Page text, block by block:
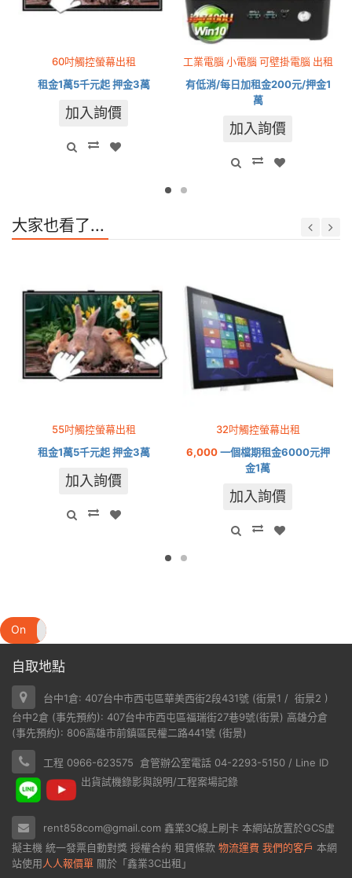
60吋觸控螢幕出租
租金1萬5千元起 押金3萬
加入詢價
工業電腦 小電腦 可壁掛電腦 出租
有低消/每日加租金200元/押金1
萬
加入詢價
大家也看了...
55吋觸控螢幕出租
租金1萬5千元起 押金3萬
加入詢價
32吋觸控螢幕出租
6,000一個檔期租金6000元押
金1萬
加入詢價
On
自取地點
台中1倉: 407台中市西屯區華美西街2段431號 (街景1 / 街景2 )
台中2倉 (事先預約): 407台中市西屯區福瑞街27巷9號(街景) 高雄分倉
(事先預約): 806高雄市前鎮區民權二路441號 (街景)
工程 0966-623575 倉管辦公室電話 04-2293-5150 / Line ID
出貨試機錄影與說明/工程案場記錄
rent858com@gmail.com 鑫業3C線上刷卡 本網站放置於GCS虛
擬主機 統一發票自動對獎 授權合約 租賃條款 物流運費 我們的客戶 本網
站使用人人報價單 關於「鑫業3C出租」